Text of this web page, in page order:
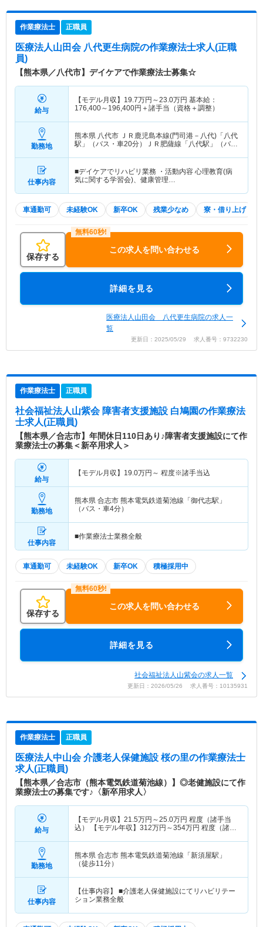
作業療法士 正職員
医療法人山田会 八代更生病院の作業療法士求人(正職
員)
【熊本県／八代市】デイケアで作業療法士募集☆
給与
【モデル月収】 19.7万円～23.0万円 基本給：
176,400～196,400円＋諸手当（資格＋調整）
勤務地
熊本県 八代市 ＪＲ鹿児島本線(門司港－八代)「八代
駅」（バス・車20分）ＪＲ肥薩線「八代駅」（バ
仕事内容
■デイケアでリハビリ業務 ・活動内容 心理教育(病
気に関する学習会)、健康管理…
車通勤可 未経験OK 新卒OK 残業少なめ 寮・借り上げ
保存する
この求人を問い合わせる
詳細を見る
医療法人山田会 八代更生病院の求人一
覧
更新日：2025/05/29 求人番号：9732230
作業療法士 正職員
社会福祉法人山紫会 障害者支援施設 白鳩園の作業療法
士求人(正職員)
【熊本県／合志市】年間休日110日あり♪障害者支援施設にて作
業療法士の募集＜新卒用求人＞
給与
【モデル月収】 19.0万円～ 程度※諸手当込
勤務地
熊本県 合志市 熊本電気鉄道菊池線「御代志駅」
（バス・車4分）
仕事内容
■作業療法士業務全般
車通勤可 未経験OK 新卒OK 積極採用中
保存する
この求人を問い合わせる
詳細を見る
社会福祉法人山紫会の求人一覧
更新日：2026/05/26 求人番号：10135931
作業療法士 正職員
医療法人中山会 介護老人保健施設 桜の里の作業療法士
求人(正職員)
【熊本県／合志市（熊本電気鉄道菊池線）】◎老健施設にて作
業療法士の募集です♪〈新卒用求人〉
給与
【モデル月収】 21.5万円～25.0万円 程度（諸手当
込） 【モデル年収】 312万円～354万円 程度（諸手
勤務地
熊本県 合志市 熊本電気鉄道菊池線「新須屋駅」
（徒歩11分）
仕事内容
【仕事内容】 ■介護老人保健施設にてリハビリテー
ション業務全般